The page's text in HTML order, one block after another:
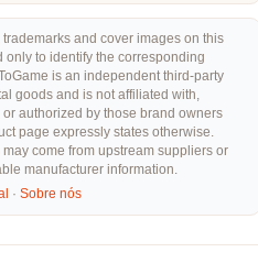
trademarks and cover images on this
only to identify the corresponding
is an independent third-party
goods and is not affiliated with,
or authorized by those brand owners
page expressly states otherwise.
come from upstream suppliers or
manufacturer information.
· Sobre nós